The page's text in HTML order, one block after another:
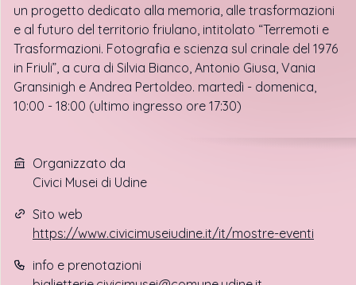
un progetto dedicato alla memoria, alle trasformazioni
e al futuro del territorio friulano, intitolato “Terremoti e
Trasformazioni. Fotografia e scienza sul crinale del 1976
in Friuli”, a cura di Silvia Bianco, Antonio Giusa, Vania
Gransinigh e Andrea Pertoldeo. martedì - domenica,
10:00 - 18:00 (ultimo ingresso ore 17:30)
Organizzato da
Civici Musei di Udine
Sito web
https://www.civicimuseiudine.it/it/mostre-eventi
info e prenotazioni